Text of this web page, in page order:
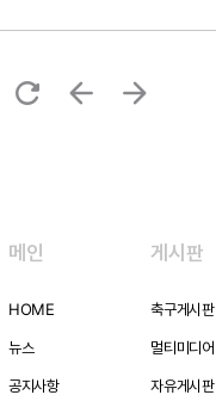
refresh arrow_back arrow_forward
메인
HOME
뉴스
공지사항
게시판
축구게시판
멀티미디어
자유게시판